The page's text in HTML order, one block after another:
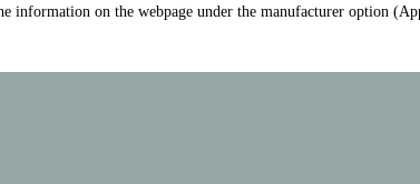
information on the webpage under the manufacturer option